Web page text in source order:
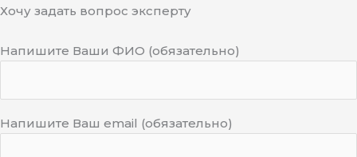
Хочу задать вопрос эксперту
Напишите Ваши ФИО (обязательно)
Напишите Ваш email (обязательно)